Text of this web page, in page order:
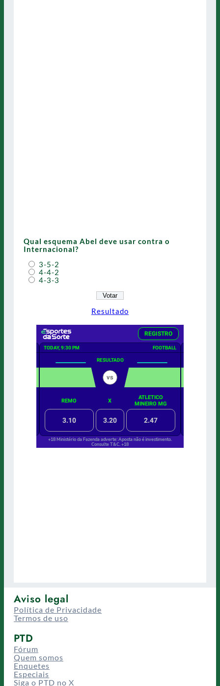
Qual esquema Abel deve usar contra o
Internacional?
3-5-2
4-4-2
4-3-3
Resultado
Aviso legal
Política de Privacidade
Termos de uso
PTD
Fórum
Quem somos
Enquetes
Especiais
Siga o PTD no X